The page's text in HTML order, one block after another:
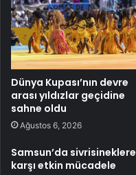
Dünya Kupası’nın devre
arası yıldızlar geçidine
sahne oldu
Ağustos 6, 2026
Samsun’da sivrisineklere
karşı etkin mücadele